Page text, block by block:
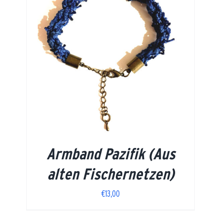
Armband Pazifik (Aus
alten Fischernetzen)
€13,00